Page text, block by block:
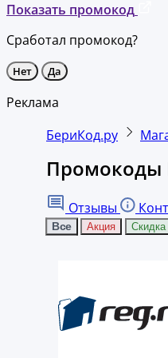
Показать промокод
Сработал промокод?
Нет Да
Реклама
БериКод.ру
Промокоды
Отзывы
Все Акция Скидка